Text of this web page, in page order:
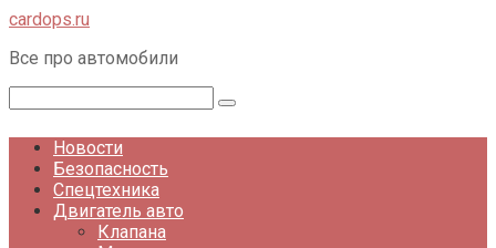
Перейти
контенту
cardops.ru
Все про автомобили
Новости
Безопасность
Спецтехника
Двигатель авто
Клапана